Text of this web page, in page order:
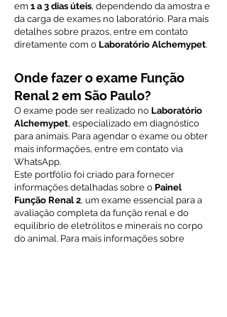
em 1 a 3 dias úteis, dependendo da amostra e
da carga de exames no laboratório. Para mais
detalhes sobre prazos, entre em contato
diretamente com o Laboratório Alchemypet.
Onde fazer o exame Função
Renal 2 em São Paulo?
O exame pode ser realizado no Laboratório
Alchemypet, especializado em diagnóstico
para animais. Para agendar o exame ou obter
mais informações, entre em contato via
WhatsApp.
Este portfólio foi criado para fornecer
informações detalhadas sobre o Painel
Função Renal 2, um exame essencial para a
avaliação completa da função renal e do
equilíbrio de eletrólitos e minerais no corpo
do animal. Para mais informações sobre